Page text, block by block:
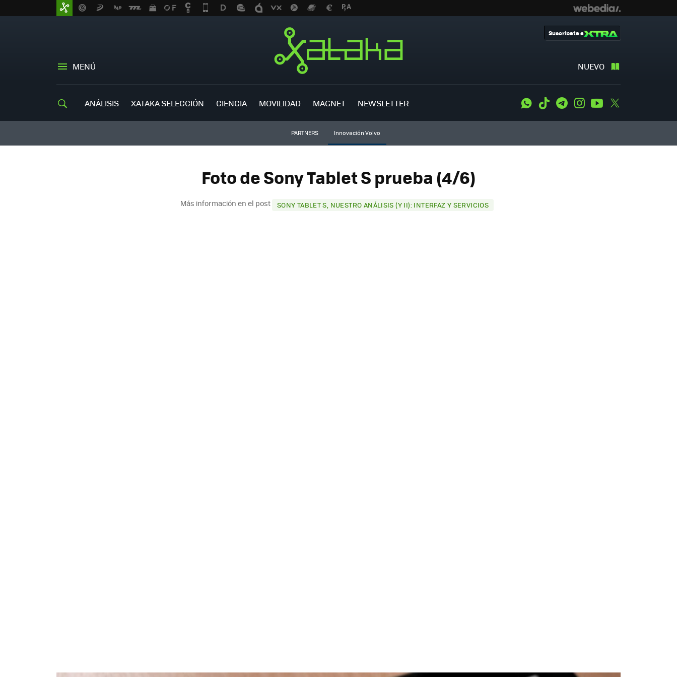
MENÚ NUEVO
Suscríbete a
ANÁLISIS XATAKA SELECCIÓN CIENCIA MOVILIDAD MAGNET NEWSLETTER WhatsApp
Tiktok TelegramInstagramYoutube
PARTNERS Innovación Volvo
Foto de Sony Tablet S prueba (4/6)
Más información en el post SONY TABLET S, NUESTRO ANÁLISIS (Y II): INTERFAZ Y SERVICIOS